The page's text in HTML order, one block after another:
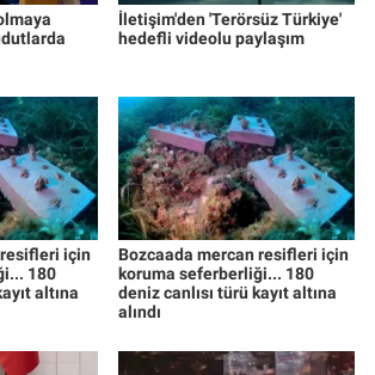
İletişim'den 'Terörsüz Türkiye'
hedefli videolu paylaşım
için
180
altına
Bozcaada mercan resifleri için
koruma seferberliği... 180
deniz canlısı türü kayıt altına
alındı